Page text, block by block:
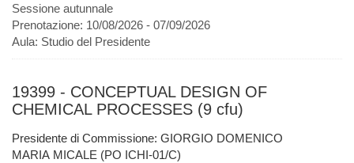
Sessione autunnale
Prenotazione: 10/08/2026 - 07/09/2026
Aula: Studio del Presidente
19399 - CONCEPTUAL DESIGN OF
CHEMICAL PROCESSES (9 cfu)
Presidente di Commissione: GIORGIO DOMENICO
MARIA MICALE (PO ICHI-01/C)